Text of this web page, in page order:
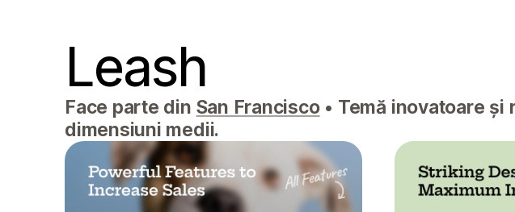
Leash
Face parte din San Francisco • Temă inovatoare și
dimensiuni medii.